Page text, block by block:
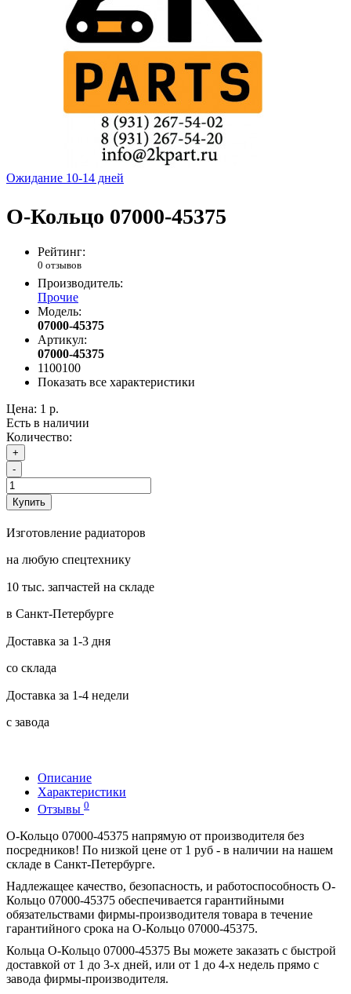
Ожидание 10-14 дней
O-Кольцо 07000-45375
Рейтинг:
0 отзывов
Производитель:
Прочие
Модель:
07000-45375
Артикул:
07000-45375
1100100
Показать все характеристики
Цена: 1 р.
Есть в наличии
Количество:
+
-
Купить
Изготовление радиаторов
на любую спецтехнику
10 тыс. запчастей на складе
в Санкт-Петербурге
Доставка за 1-3 дня
со склада
Доставка за 1-4 недели
с завода
Описание
Характеристики
Отзывы 0
O-Кольцо 07000-45375 напрямую от производителя без
посредников! По низкой цене от 1 руб - в наличии на нашем
складе в Санкт-Петербурге.
Надлежащее качество, безопасность, и работоспособность O-
Кольцо 07000-45375 обеспечивается гарантийными
обязательствами фирмы-производителя товара в течение
гарантийного срока на O-Кольцо 07000-45375.
Кольца O-Кольцо 07000-45375 Вы можете заказать с быстрой
доставкой от 1 до 3-х дней, или от 1 до 4-х недель прямо с
завода фирмы-производителя.